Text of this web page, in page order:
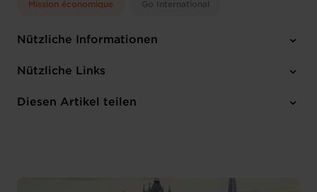
Mission économique Go International
Nützliche Informationen
Mittwoch 24 Sep 2025 > Freitag 26 Sep 2025
1 Anhang
Nützliche Links
Anmelden
Diesen Artikel teilen